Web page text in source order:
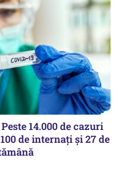
14.000 de cazuri
de internați și 27 de